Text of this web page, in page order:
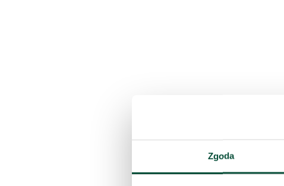
Zgoda